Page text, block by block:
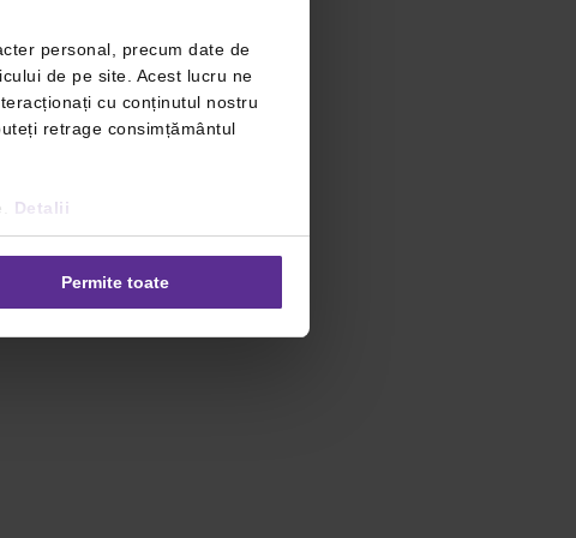
personal, precum date de
de pe site. Acest lucru ne
cu conținutul nostru
retrage consimțământul
Detalii
Permite toate